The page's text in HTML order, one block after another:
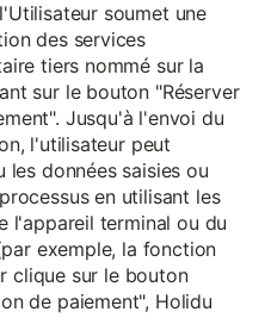
soumet une
des services
tiers nommé sur la
sur le bouton "Réserver
Jusqu'à l'envoi du
l'utilisateur peut
données saisies ou
en utilisant les
l'appareil terminal ou du
exemple, la fonction
clique sur le bouton
de paiement", Holidu